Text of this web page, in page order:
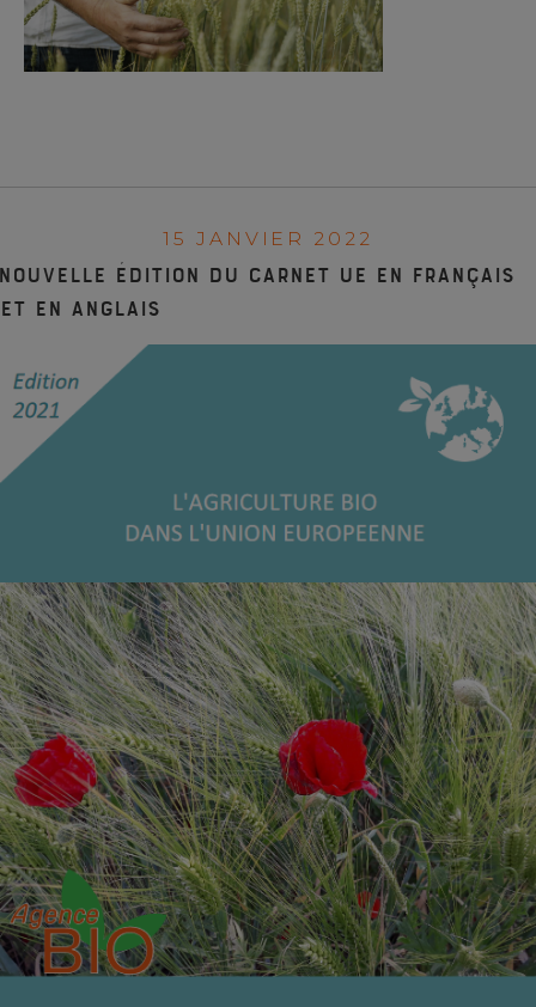
15 JANVIER 2022
édition du Carnet UE en français
et en anglais